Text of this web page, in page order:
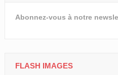
Abonnez-vous à notre
FLASH IMAGES